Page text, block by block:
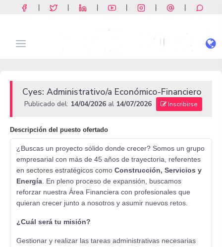
Cyes: Administrativo/a Económico-Financiero
Publicado del: 14/04/2026 al 14/07/2026 Inscribirse
Descripción del puesto ofertado
¿Buscas un proyecto sólido donde crecer? Somos un grupo
empresarial con más de 45 años de trayectoria, referentes
en sectores estratégicos como Construcción, Servicios y
Energía . En pleno proceso de expansión, buscamos
reforzar nuestra Área Financiera con profesionales que
quieran crecer junto a nosotros y asumir nuevos retos.
¿Cuál será tu misión?
Gestionar y realizar las tareas administrativas necesarias